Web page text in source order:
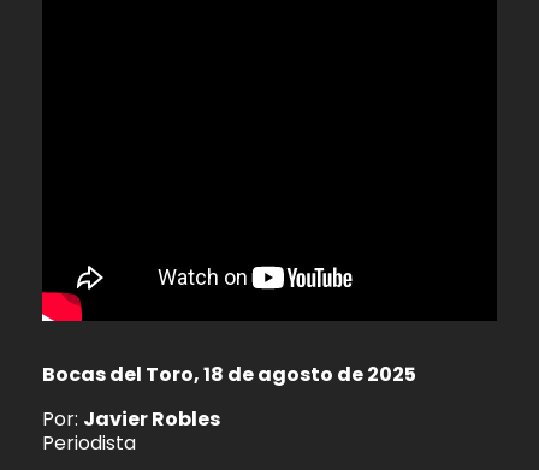
Bocas del Toro, 18 de agosto de 2025
Por: Javier Robles
Periodista